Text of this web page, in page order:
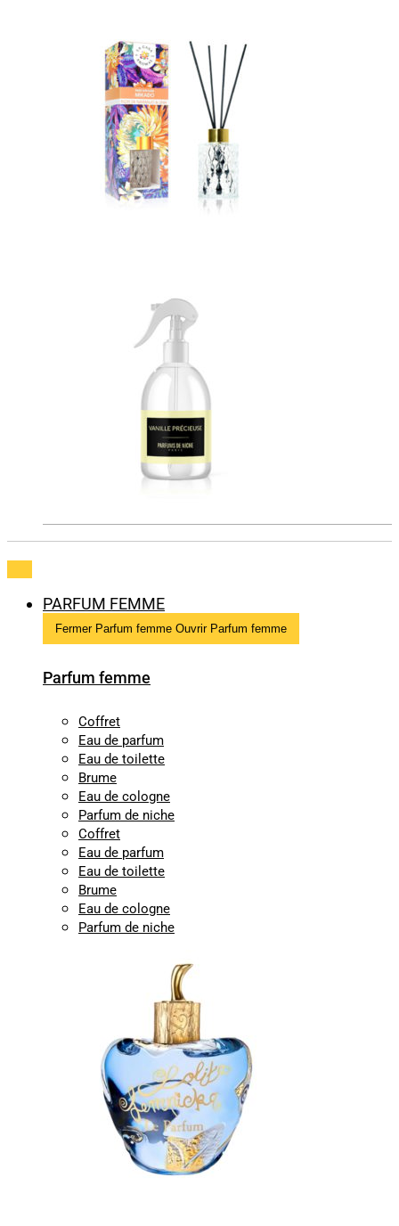
PARFUM FEMME
Fermer Parfum femme Ouvrir Parfum femme
Parfum femme
Coffret
Eau de parfum
Eau de toilette
Brume
Eau de cologne
Parfum de niche
Coffret
Eau de parfum
Eau de toilette
Brume
Eau de cologne
Parfum de niche